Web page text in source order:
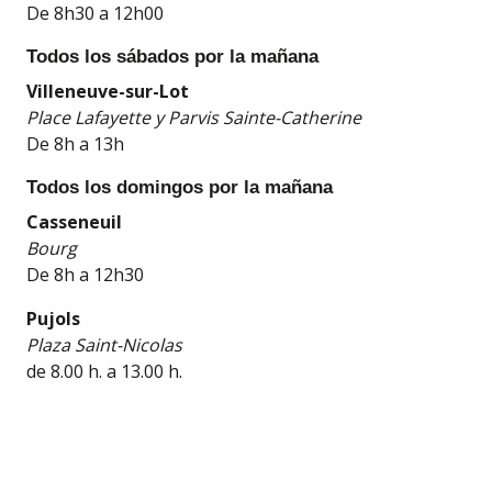
De 8h30 a 12h00
Todos los sábados por la mañana
Villeneuve-sur-Lot
Place Lafayette y Parvis Sainte-Catherine
De 8h a 13h
Todos los domingos por la mañana
Casseneuil
Bourg
De 8h a 12h30
Pujols
Plaza Saint-Nicolas
de 8.00 h. a 13.00 h.